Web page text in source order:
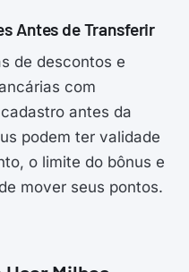
Antes de Transferir
de descontos e
com
antes da
podem ter validade
o limite do bônus e
mover seus pontos.